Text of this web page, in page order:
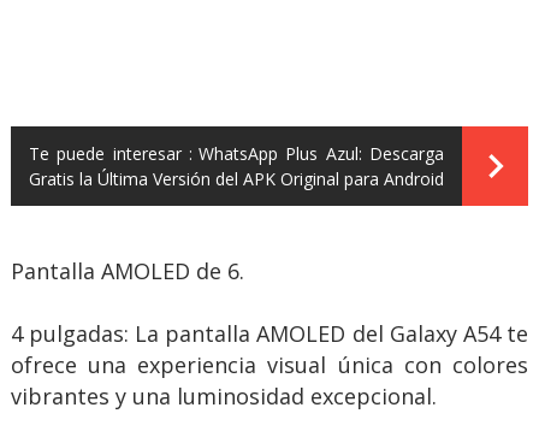
Te puede interesar : WhatsApp Plus Azul: Descarga
Gratis la Última Versión del APK Original para Android
Pantalla AMOLED de 6.
4 pulgadas: La pantalla AMOLED del Galaxy A54 te
ofrece una experiencia visual única con colores
vibrantes y una luminosidad excepcional.